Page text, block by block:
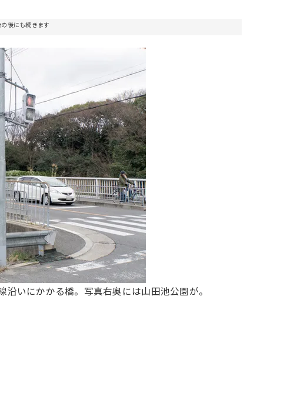
後にも続きます
いにかかる橋。写真右奥には山田池公園が。